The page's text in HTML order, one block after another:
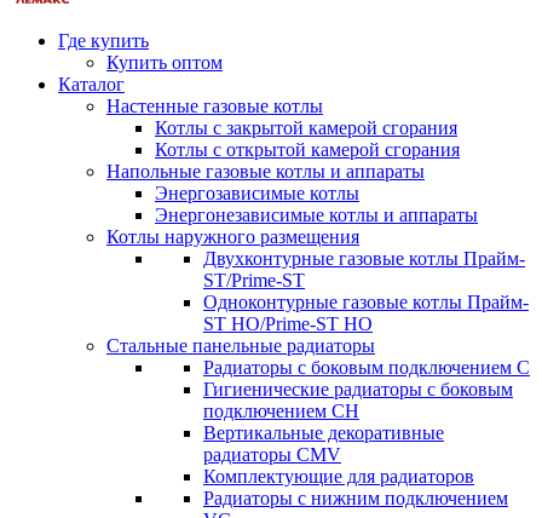
Где купить
Купить оптом
Каталог
Настенные газовые котлы
Котлы с закрытой камерой сгорания
Котлы с открытой камерой сгорания
Напольные газовые котлы и аппараты
Энергозависимые котлы
Энергонезависимые котлы и аппараты
Котлы наружного размещения
Двухконтурные газовые котлы Прайм-
ST/Prime-ST
Одноконтурные газовые котлы Прайм-
ST HO/Prime-ST HO
Стальные панельные радиаторы
Радиаторы c боковым подключением C
Гигиенические радиаторы c боковым
подключением CH
Вертикальные декоративные
радиаторы CMV
Комплектующие для радиаторов
Радиаторы c нижним подключением